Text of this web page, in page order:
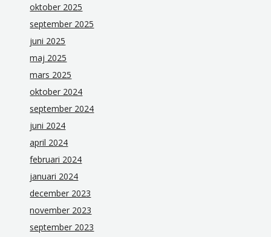
oktober 2025
september 2025
juni 2025
maj 2025
mars 2025
oktober 2024
september 2024
juni 2024
april 2024
februari 2024
januari 2024
december 2023
november 2023
september 2023